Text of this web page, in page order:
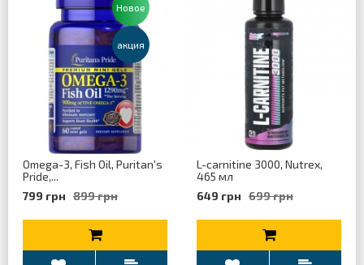
Новое
aкция
Omega-3, Fish Oil, Puritan's
Pride,...
799 грн 899 грн
L-carnitine 3000, Nutrex,
465 мл
649 грн 699 грн